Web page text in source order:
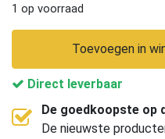
1 op voorraad
Toevoegen in
Direct leverbaar
De goedkoopste op
De nieuwste